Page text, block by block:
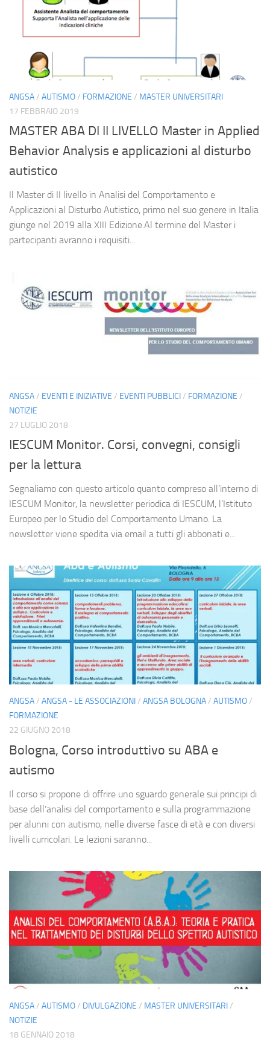
ANGSA/ AUTISMO/ FORMAZIONE / MASTER UNIVERSITARI
17 FEBBRAIO 2019
MASTER ABA DI II LIVELLO Master in Applied
Behavior Analysis e applicazioni al disturbo
autistico
Il Master di II livello in Analisi del Comportamento e
Applicazioni al Disturbo Autistico, primo nel suo genere in Italia
giunge nel 2019 alla XIII Edizione.Al termine del Master i
partecipanti avranno i requisiti...
ANGSA/ EVENTI E INIZIATIVE / EVENTI PUBBLICI/ FORMAZIONE /
NOTIZIE
27 LUGLIO 2018
IESCUM Monitor. Corsi, convegni, consigli
per la lettura
Segnaliamo con questo articolo quanto compreso all’interno di
IESCUM Monitor, la newsletter periodica di IESCUM, l’Istituto
Europeo per lo Studio del Comportamento Umano. La
newsletter viene spedita via email a tutti gli abbonati e...
ANGSA/ ANGSA - LE ASSOCIAZIONI/ ANGSA BOLOGNA/ AUTISMO/
FORMAZIONE
22 GIUGNO 2018
Bologna, Corso introduttivo su ABA e
autismo
Il corso si propone di offrire uno sguardo generale sui principi di
base dell’analisi del comportamento e sulla programmazione
per alunni con autismo, nelle diverse fasce di età e con diversi
livelli curricolari. Le lezioni saranno...
ANGSA/ AUTISMO/ DIVULGAZIONE / MASTER UNIVERSITARI/
NOTIZIE
18 GENNAIO 2018